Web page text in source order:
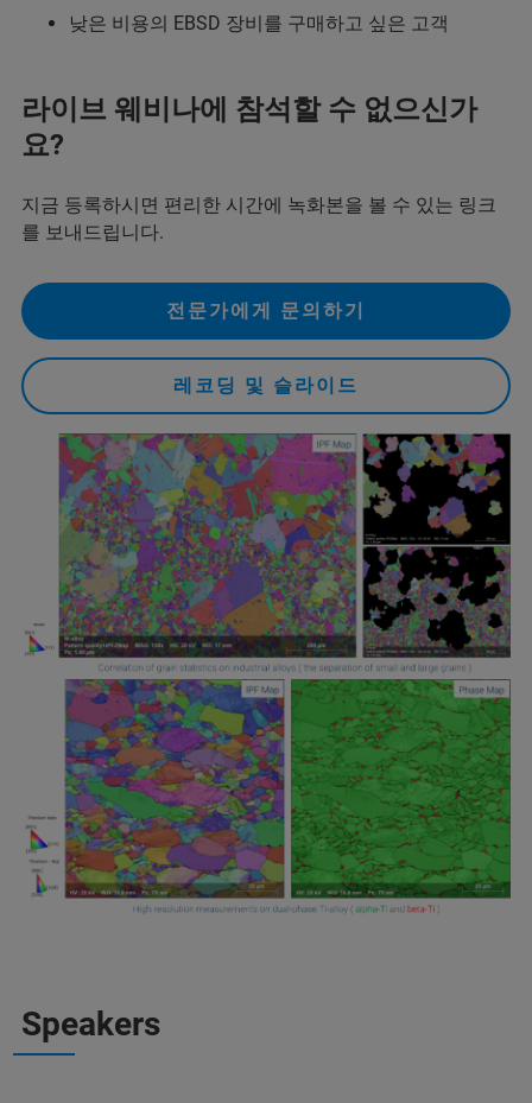
낮은 비용의 EBSD 장비를 구매하고 싶은 고객
라이브 웨비나에 참석할 수 없으신가
요?
지금 등록하시면 편리한 시간에 녹화본을 볼 수 있는 링크
를 보내드립니다.
전문가에게 문의하기
레코딩 및 슬라이드
Speakers